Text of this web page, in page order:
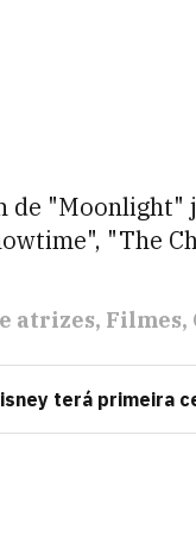
de
"The
atrizes Filmes
terá primeira